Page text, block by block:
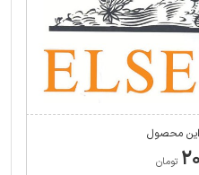
محصول
تومان